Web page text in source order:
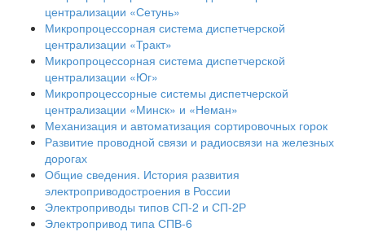
централизации «Сетунь»
Микропроцессорная система диспетчерской
централизации «Тракт»
Микропроцессорная система диспетчерской
централизации «Юг»
Микропроцессорные системы диспетчерской
централизации «Минск» и «Неман»
Механизация и автоматизация сортировочных горок
Развитие проводной связи и радиосвязи на железных
дорогах
Общие сведения. История развития
электроприводостроения в России
Электроприводы типов СП-2 и СП-2Р
Электропривод типа СПВ-6